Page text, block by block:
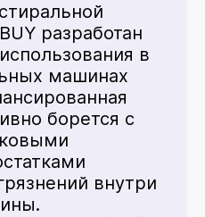
разработан
в
машинах
борется с
внутри